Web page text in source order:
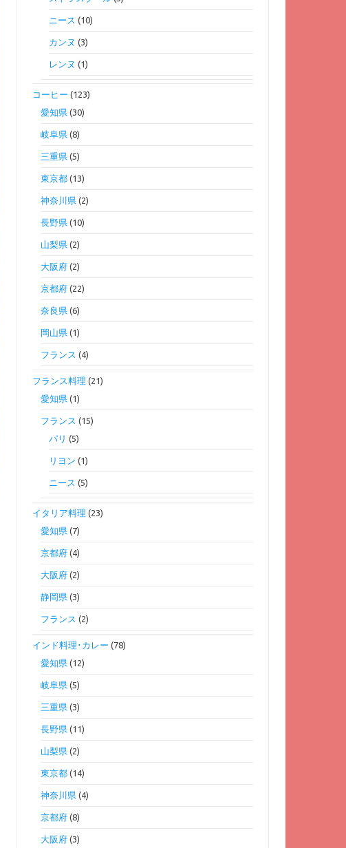
ニース (10)
カンヌ (3)
レンヌ (1)
コーヒー (123)
愛知県(30)
岐阜県(8)
三重県(5)
東京都(13)
神奈川県(2)
長野県(10)
山梨県(2)
大阪府(2)
京都府(22)
奈良県(6)
岡山県(1)
フランス (4)
フランス料理 (21)
愛知県(1)
フランス (15)
パリ (5)
リヨン (1)
ニース (5)
イタリア料理 (23)
愛知県(7)
京都府(4)
大阪府(2)
静岡県(3)
フランス (2)
インド料理･カレー (78)
愛知県(12)
岐阜県(5)
三重県(3)
長野県(11)
山梨県(2)
東京都(14)
神奈川県(4)
京都府(8)
大阪府(3)